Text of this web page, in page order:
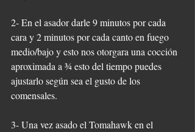
2- En el asador darle 9 minutos por cada
cara y 2 minutos por cada canto en fuego
medio/bajo y esto nos otorgara una cocción
aproximada a ¾ esto del tiempo puedes
ajustarlo según sea el gusto de los
comensales.
3- Una vez asado el Tomahawk en el